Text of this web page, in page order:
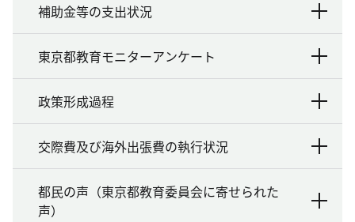
補助金等の支出状況
東京都教育モニターアンケート
政策形成過程
交際費及び海外出張費の執行状況
都民の声（東京都教育委員会に寄せられた
声）